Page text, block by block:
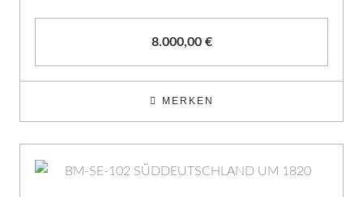
8.000,00 €
MERKEN